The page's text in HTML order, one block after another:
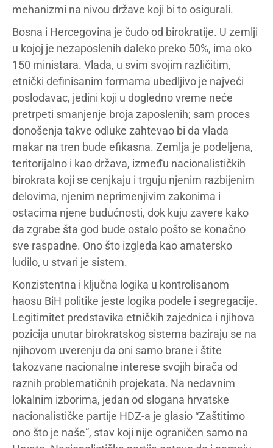
mehanizmi na nivou države koji bi to osigurali.
Bosna i Hercegovina je čudo od birokratije. U zemlji
u kojoj je nezaposlenih daleko preko 50%, ima oko
150 ministara. Vlada, u svim svojim različitim,
etnički definisanim formama ubedljivo je najveći
poslodavac, jedini koji u dogledno vreme neće
pretrpeti smanjenje broja zaposlenih; sam proces
donošenja takve odluke zahtevao bi da vlada
makar na tren bude efikasna. Zemlja je podeljena,
teritorijalno i kao država, između nacionalističkih
birokrata koji se cenjkaju i trguju njenim razbijenim
delovima, njenim neprimenjivim zakonima i
ostacima njene budućnosti, dok kuju zavere kako
da zgrabe šta god bude ostalo pošto se konačno
sve raspadne. Ono što izgleda kao amatersko
ludilo, u stvari je sistem.
Konzistentna i ključna logika u kontrolisanom
haosu BiH politike jeste logika podele i segregacije.
Legitimitet predstavika etničkih zajednica i njihova
pozicija unutar birokratskog sistema baziraju se na
njihovom uverenju da oni samo brane i štite
takozvane nacionalne interese svojih birača od
raznih problematičnih projekata. Na nedavnim
lokalnim izborima, jedan od slogana hrvatske
nacionalističke partije HDZ-a je glasio “Zaštitimo
ono što je naše”, stav koji nije ograničen samo na